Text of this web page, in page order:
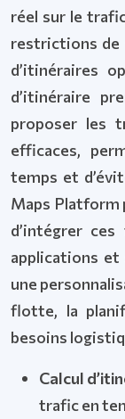
réel sur le
restrictions de
d’itinéraires
d’itinéraire
proposer les
efficaces,
temps et
Maps Platform
d’intégrer
applications
une
flotte, la
besoins
Calcul
trafic en